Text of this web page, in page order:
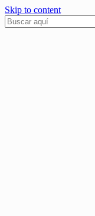
Skip to content